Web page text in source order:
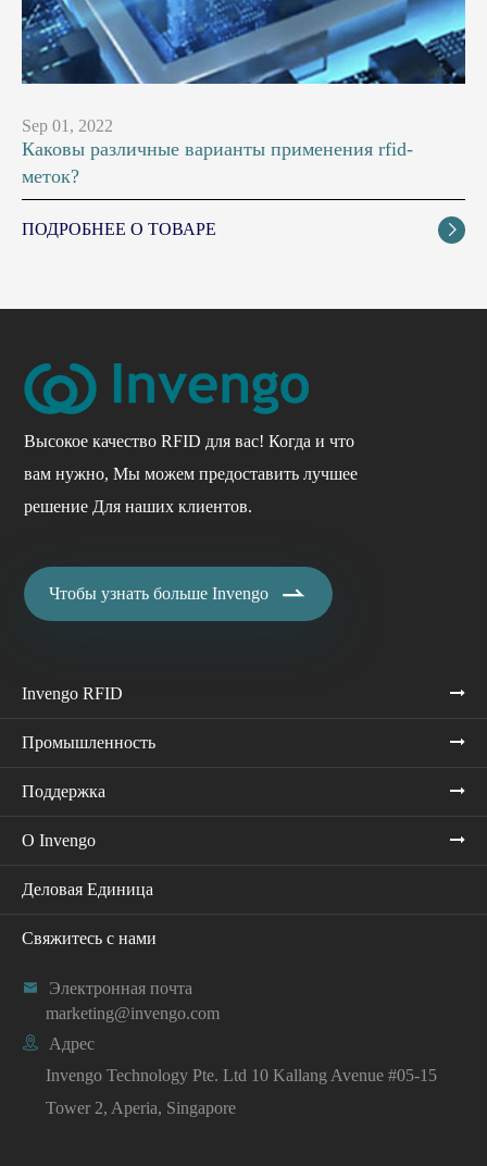
Sep 01, 2022
Каковы различные варианты применения rfid-
меток?
ПОДРОБНЕЕ О ТОВАРЕ 
Высокое качество RFID для вас! Когда и что
вам нужно, Мы можем предоставить лучшее
решение Для наших клиентов.
Чтобы узнать больше Invengo 
Invengo RFID
Промышленность
Поддержка
О Invengo
Деловая Единица
Свяжитесь с нами

Электронная почта
marketing@invengo.com

Адрес
Invengo Technology Pte. Ltd 10 Kallang Avenue #05-15
Tower 2, Aperia, Singapore